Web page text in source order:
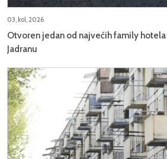
03, kol, 2026
Otvoren jedan od najvećih family
Jadranu